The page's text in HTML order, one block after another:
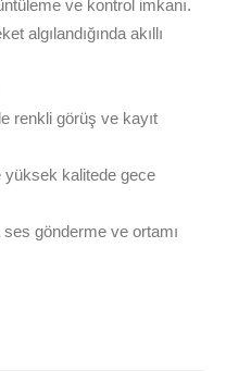
ve kontrol imkanı.
algılandığında akıllı
renkli görüş ve kayıt
yüksek kalitede gece
gönderme ve ortamı